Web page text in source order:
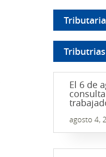
Tributrias
El 6 de
agosto 4,